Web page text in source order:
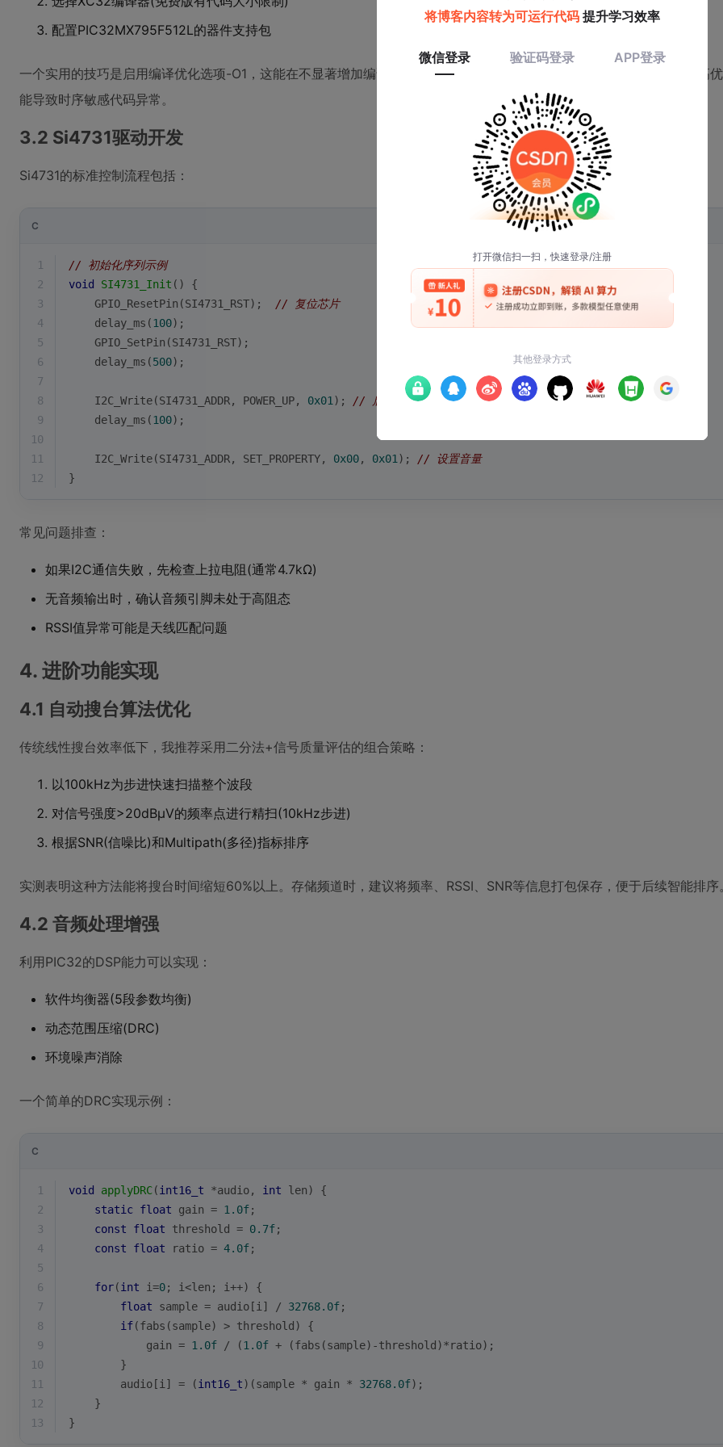
配置PIC32MX795F512L的器件支持包
一个实用的技巧是启用编译优化选项-O1，这能在不显著增加编译时间的情况下提升约15%的性能。但要注意避免使用更高
能导致时序敏感代码异常。
3.2 Si4731驱动开发
Si4731的标准控制流程包括：
C
1
// 初始化序列示例
2
void SI4731_Init ()
{
3
    GPIO_ResetPin(SI4731_RST);
// 复位芯片
4
    delay_ms(
100);
5
    GPIO_SetPin(SI4731_RST);
6
    delay_ms(
500);
7
8
    I2C_Write(SI4731_ADDR, POWER_UP,
0x01 ); // 启动FM接收模式
9
    delay_ms(
100);
10
11
    I2C_Write(SI4731_ADDR, SET_PROPERTY,
0x00, 0x01 ); // 设置音量
12
}
常见问题排查：
如果I2C通信失败，先检查上拉电阻(通常4.7kΩ)
无音频输出时，确认音频引脚未处于高阻态
RSSI值异常可能是天线匹配问题
4. 进阶功能实现
4.1 自动搜台算法优化
传统线性搜台效率低下，我推荐采用二分法+信号质量评估的组合策略：
以100kHz为步进快速扫描整个波段
对信号强度>20dBμV的频率点进行精扫(10kHz步进)
根据SNR(信噪比)和Multipath(多径)指标排序
实测表明这种方法能将搜台时间缩短60%以上。存储频道时，建议将频率、RSSI、SNR等信息打包保存，便于后续智能排序
4.2 音频处理增强
利用PIC32的DSP能力可以实现：
软件均衡器(5段参数均衡)
动态范围压缩(DRC)
环境噪声消除
一个简单的DRC实现示例：
C
1 void applyDRC(int16_t *audio, int len)
{
2
static float gain = 1.0f;
3
const float threshold = 0.7f;
4
const float ratio = 4.0f;
5
6
for(int i=0; i<len; i++) {
7
float sample = audio[i] / 32768.0f;
8
if(fabs (sample) > threshold) {
9
            gain =
1.0f / (1.0f + (fabs (sample)-threshold)*ratio);
10
        }
11
        audio[i] = (
int16_t)(sample * gain * 32768.0f);
12
    }
13
}